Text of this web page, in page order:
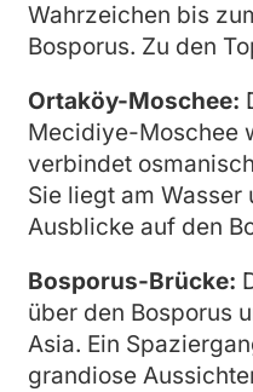
Wahrzeichen bis
Bosporus. Zu den
Ortaköy-Moschee:
Mecidiye-Moschee
verbindet
Sie liegt am
Ausblicke auf den
Bosporus-Brücke:
über den Bosporus
Asia. Ein
grandiose